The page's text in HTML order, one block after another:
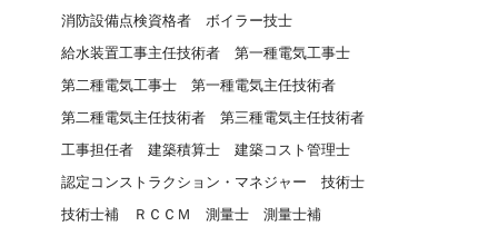
消防設備点検資格者
ボイラー技士
給水装置工事主任技術者
第一種電気工事士
第二種電気工事士
第一種電気主任技術者
第二種電気主任技術者
第三種電気主任技術者
工事担任者
建築積算士
建築コスト管理士
認定コンストラクション・マネジャー
技術士
技術士補
ＲＣＣＭ 測量士
測量士補